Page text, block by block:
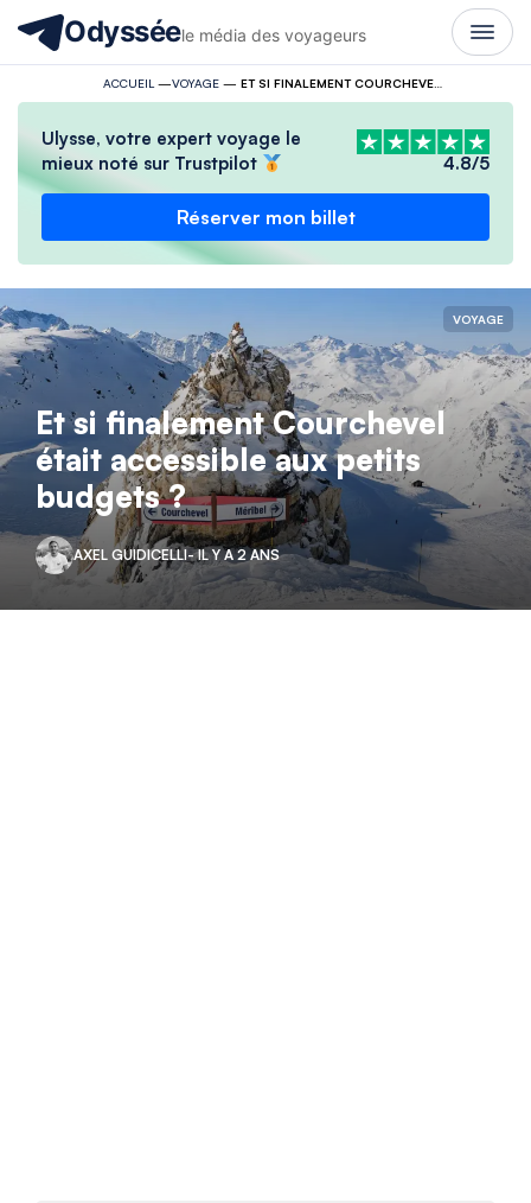
Odysséele média des voyageurs
ACCUEIL —VOYAGE— ET SI FINALEMENT COURCHEVEL ÉTAIT ACCESSIBLE AUX PETITS BUDGETS ?
Ulysse, votre expert voyage le
mieux noté sur Trustpilot
4.8/5
Réserver mon billet
VOYAGE
Et si finalement Courchevel
était accessible aux petits
budgets ?
AXEL GUIDICELLI- IL Y A 2 ANS